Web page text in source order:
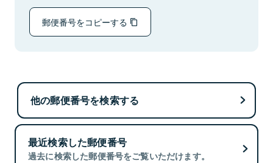
郵便番号をコピーする
他の郵便番号を検索する
最近検索した郵便番号
過去に検索した郵便番号をご覧いただけます。